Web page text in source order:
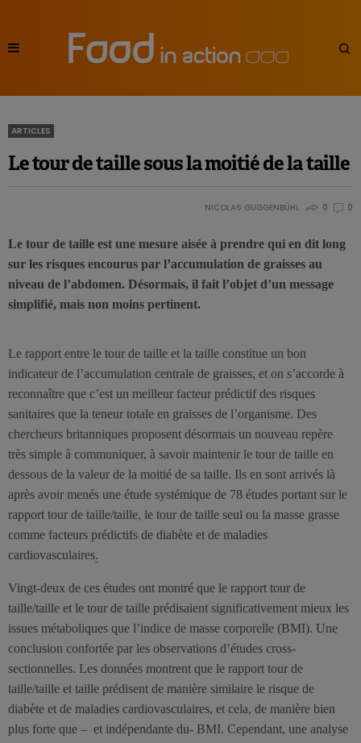
ARTICLES
Le tour de taille sous la moitié de la taille
NICOLAS GUGGENBÜHL 0 0
Le tour de taille est une mesure aisée à prendre qui en dit long
sur les risques encourus par l’accumulation de graisses au
niveau de l’abdomen. Désormais, il fait l’objet d’un message
simplifié, mais non moins pertinent.
Le rapport entre le tour de taille et la taille constitue un bon
indicateur de l’accumulation centrale de graisses, et on s’accorde à
reconnaître que c’est un meilleur facteur prédictif des risques
sanitaires que la teneur totale en graisses de l’organisme. Des
chercheurs britanniques proposent désormais un nouveau repère
très simple à communiquer, à savoir maintenir le tour de taille en
dessous de la valeur de la moitié de sa taille. Ils en sont arrivés là
après avoir menés une étude systémique de 78 études portant sur le
rapport tour de taille/taille, le tour de taille seul ou la masse grasse
comme facteurs prédictifs de diabète et de maladies
cardiovasculaires.
Vingt-deux de ces études ont montré que le rapport tour de
taille/taille et le tour de taille prédisaient significativement mieux les
issues métaboliques que l’indice de masse corporelle (BMI). Une
conclusion confortée par les observations d’études cross-
sectionnelles. Les données montrent que le rapport tour de
taille/taille et taille prédisent de manière similaire le risque de
diabète et de maladies cardiovasculaires, et cela, de manière bien
plus forte que – et indépendante du- BMI. Cependant, une analyse